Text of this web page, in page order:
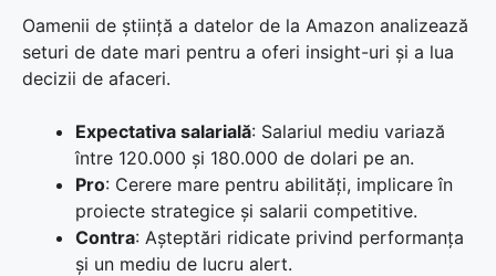
Oamenii de știință a datelor de la Amazon analizează
seturi de date mari pentru a oferi insight-uri și a lua
decizii de afaceri.
Expectativa salarială: Salariul mediu variază
între 120.000 și 180.000 de dolari pe an.
Pro: Cerere mare pentru abilități, implicare în
proiecte strategice și salarii competitive.
Contra: Așteptări ridicate privind performanța
și un mediu de lucru alert.